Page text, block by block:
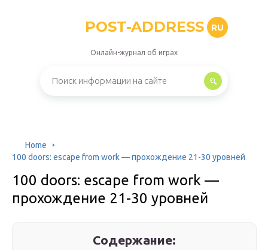
POST-ADDRESS RU
Онлайн-журнал об играх
Home
100 doors: escape from work — прохождение 21-30 уровней
100 doors: escape from work —
прохождение 21-30 уровней
Содержание: